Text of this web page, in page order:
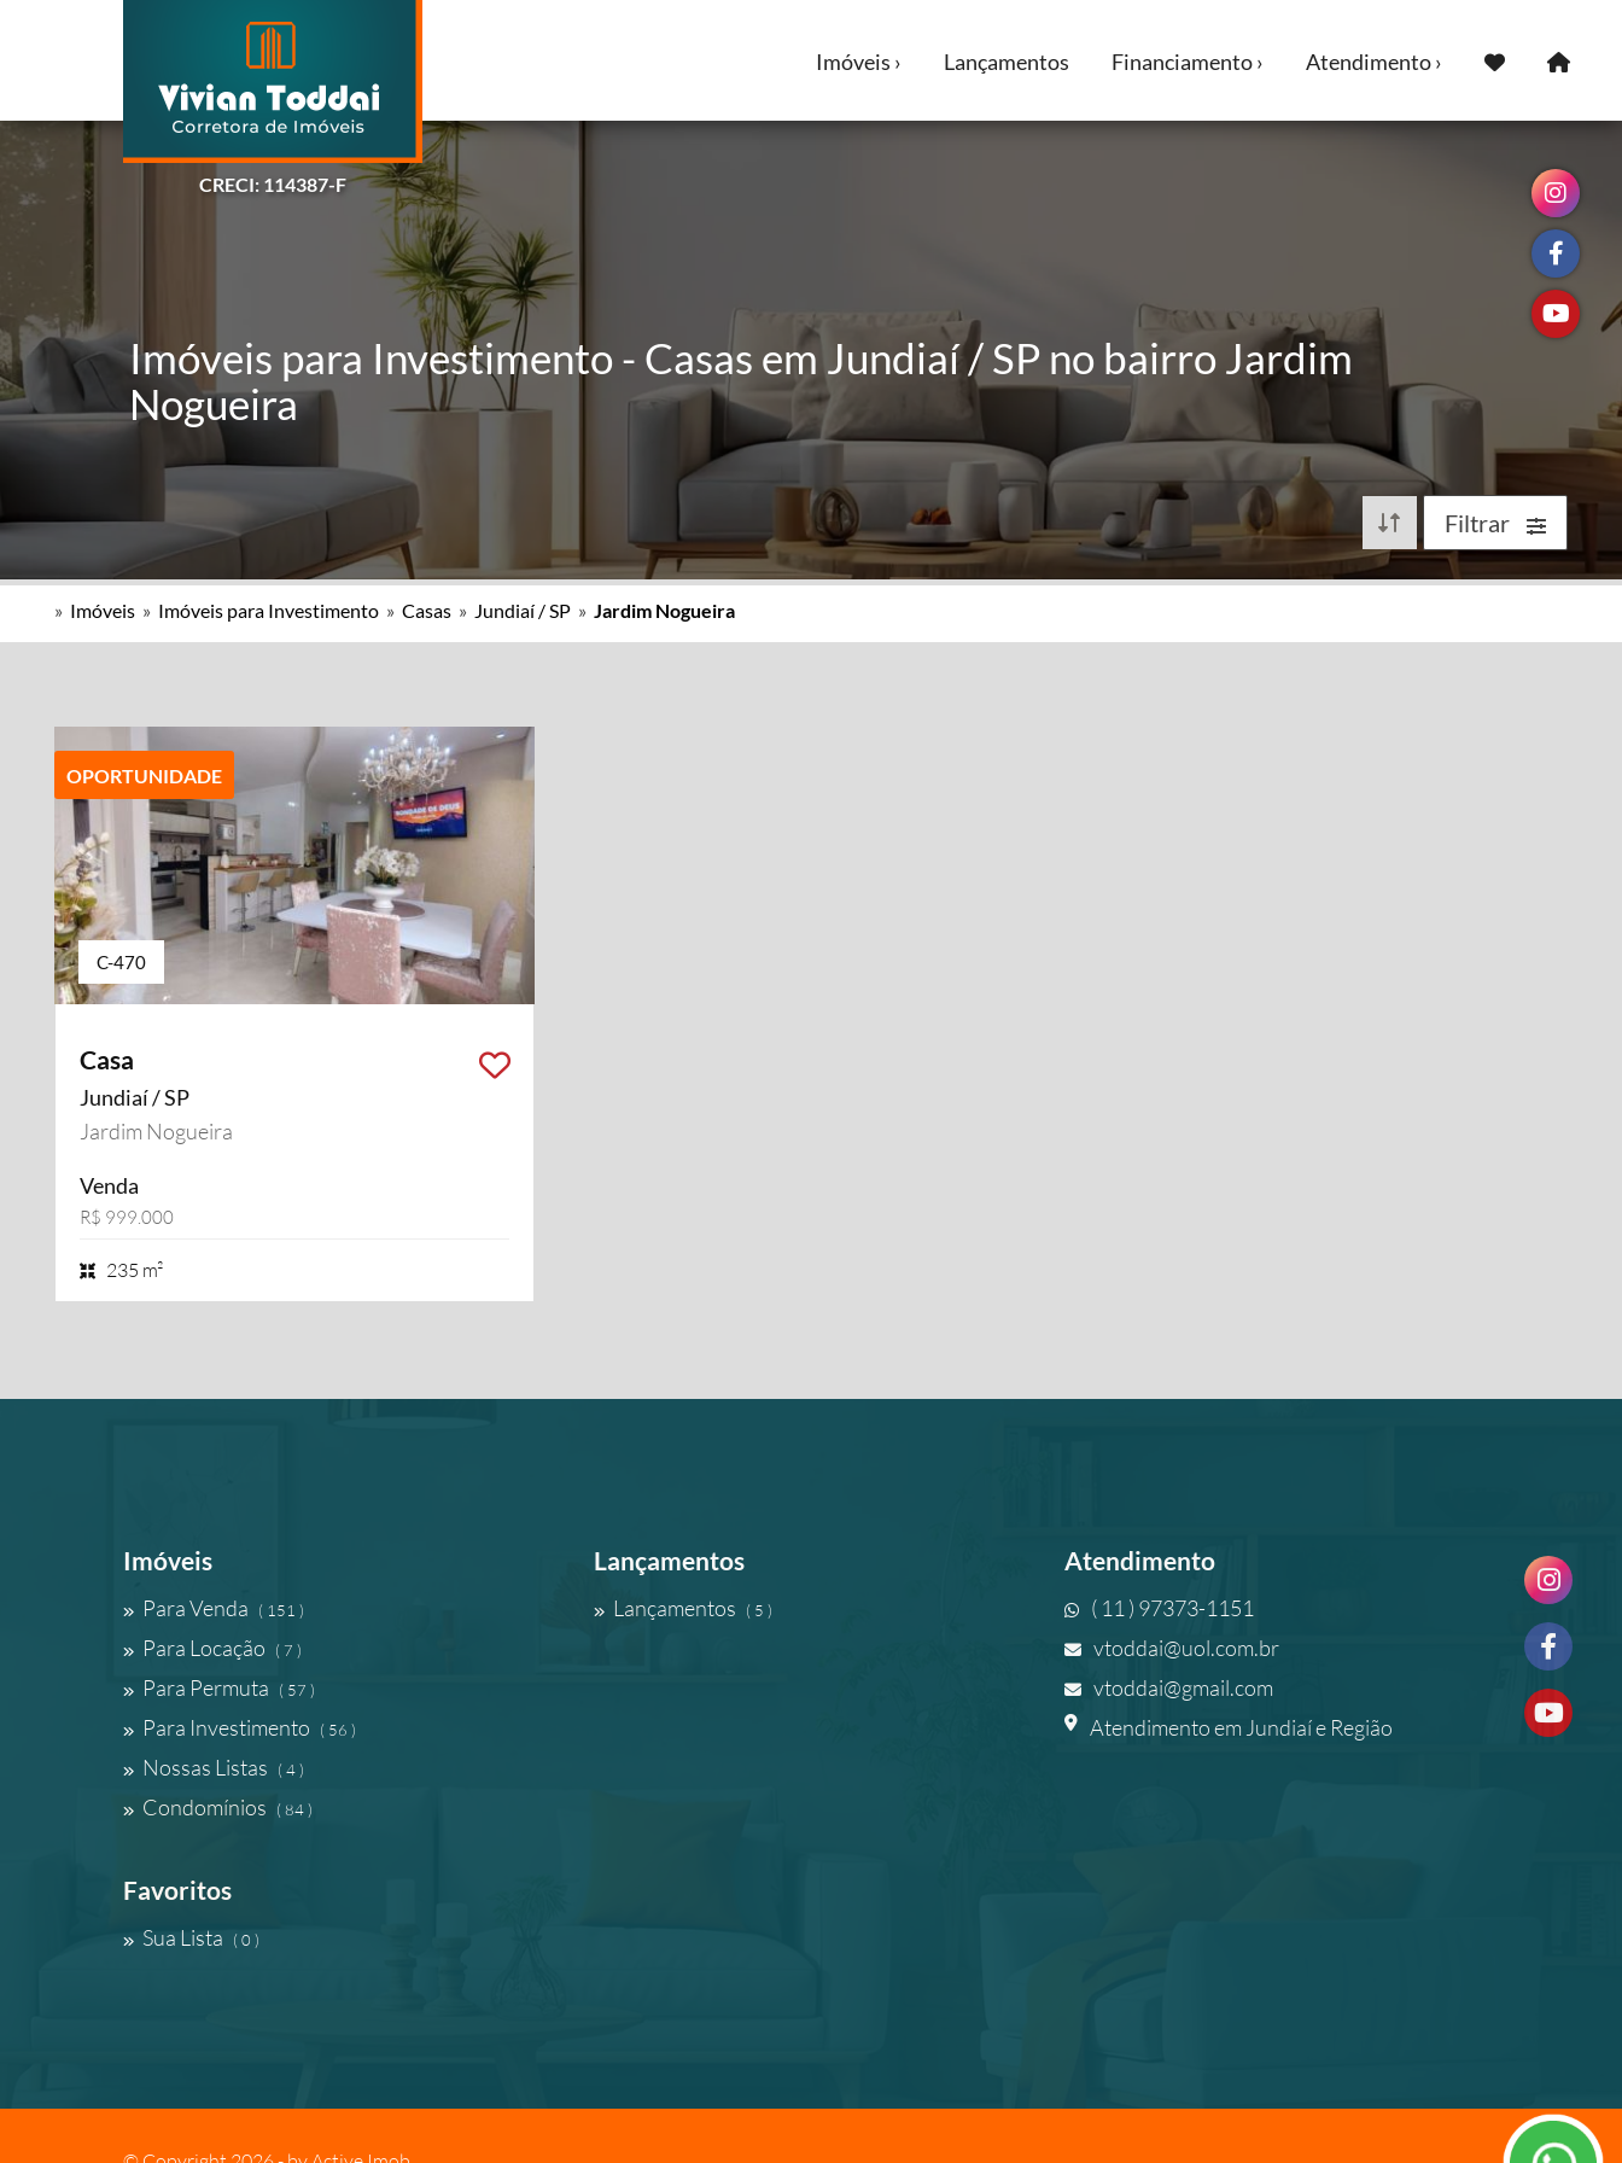
CRECI: 114387-F
Imóveis › Lançamentos Financiamento › Atendimento ›
Imóveis para Investimento - Casas em Jundiaí / SP no bairro Jardim
Nogueira
Filtrar
» Imóveis » Imóveis para Investimento » Casas » Jundiaí / SP » Jardim Nogueira
OPORTUNIDADE
C-470
Casa
Jundiaí / SP
Jardim Nogueira
Venda
R$ 999.000
235 m²
Imóveis
Para Venda ( 151 )
Para Locação ( 7 )
Para Permuta ( 57 )
Para Investimento ( 56 )
Nossas Listas ( 4 )
Condomínios ( 84 )
Favoritos
Sua Lista ( 0 )
Lançamentos
Lançamentos ( 5 )
Atendimento
( 11 ) 97373-1151
vtoddai@uol.com.br
vtoddai@gmail.com
Atendimento em Jundiaí e Região